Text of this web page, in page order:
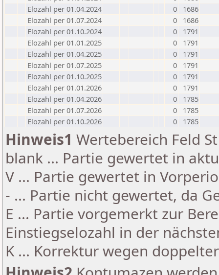
Elozahl per 01.04.2024
0
1686
Elozahl per 01.07.2024
0
1686
Elozahl per 01.10.2024
0
1791
Elozahl per 01.01.2025
0
1791
Elozahl per 01.04.2025
0
1791
Elozahl per 01.07.2025
0
1791
Elozahl per 01.10.2025
0
1791
Elozahl per 01.01.2026
0
1791
Elozahl per 01.04.2026
0
1785
Elozahl per 01.07.2026
0
1785
Elozahl per 01.10.2026
0 1785
Hinweis1 Wertebereich Feld
blank ... Partie gewertet in
V ... Partie gewertet in
- ... Partie nicht gewertet, da
E ... Partie vorgemerkt zur
Einstiegselozahl in der
K ... Korrektur wegen